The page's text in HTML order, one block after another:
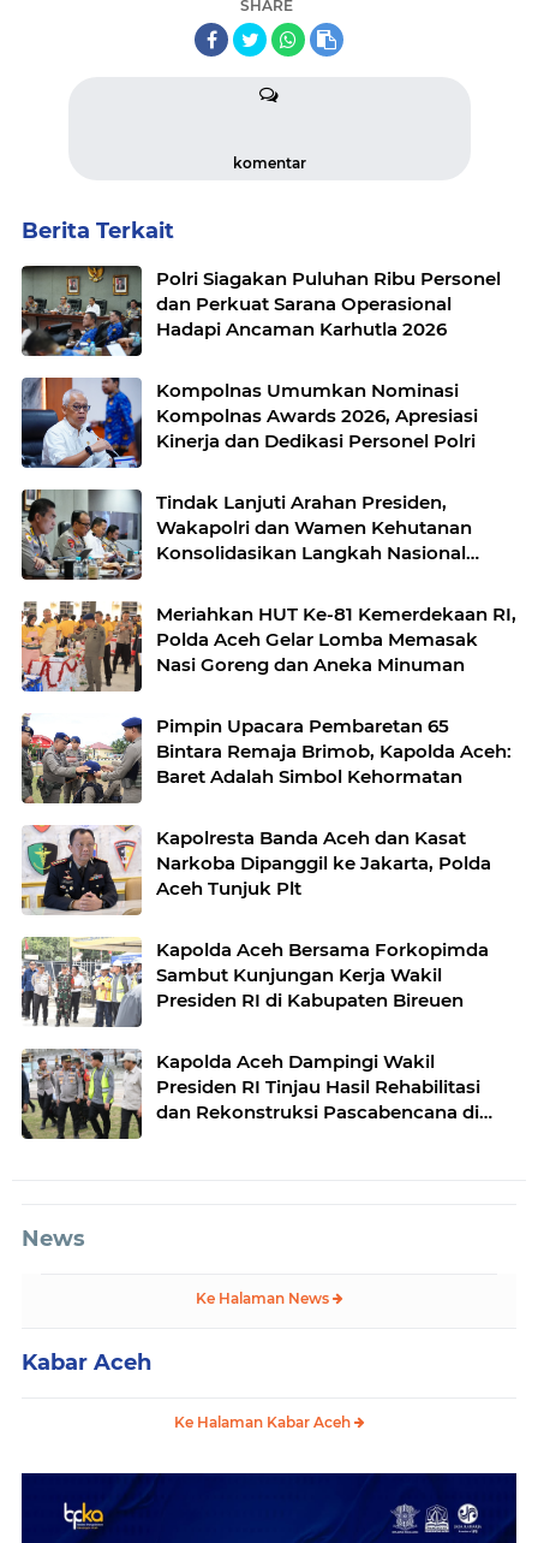
SHARE
komentar
Berita Terkait
Polri Siagakan Puluhan Ribu Personel
dan Perkuat Sarana Operasional
Hadapi Ancaman Karhutla 2026
Kompolnas Umumkan Nominasi
Kompolnas Awards 2026, Apresiasi
Kinerja dan Dedikasi Personel Polri
Tindak Lanjuti Arahan Presiden,
Wakapolri dan Wamen Kehutanan
Konsolidasikan Langkah Nasional
Meriahkan HUT Ke-81 Kemerdekaan RI,
Polda Aceh Gelar Lomba Memasak
Nasi Goreng dan Aneka Minuman
Pimpin Upacara Pembaretan 65
Bintara Remaja Brimob, Kapolda Aceh:
Baret Adalah Simbol Kehormatan
Kapolresta Banda Aceh dan Kasat
Narkoba Dipanggil ke Jakarta, Polda
Aceh Tunjuk Plt
Kapolda Aceh Bersama Forkopimda
Sambut Kunjungan Kerja Wakil
Presiden RI di Kabupaten Bireuen
Kapolda Aceh Dampingi Wakil
Presiden RI Tinjau Hasil Rehabilitasi
dan Rekonstruksi Pascabencana di
News
Ke Halaman News
Kabar Aceh
Ke Halaman Kabar Aceh